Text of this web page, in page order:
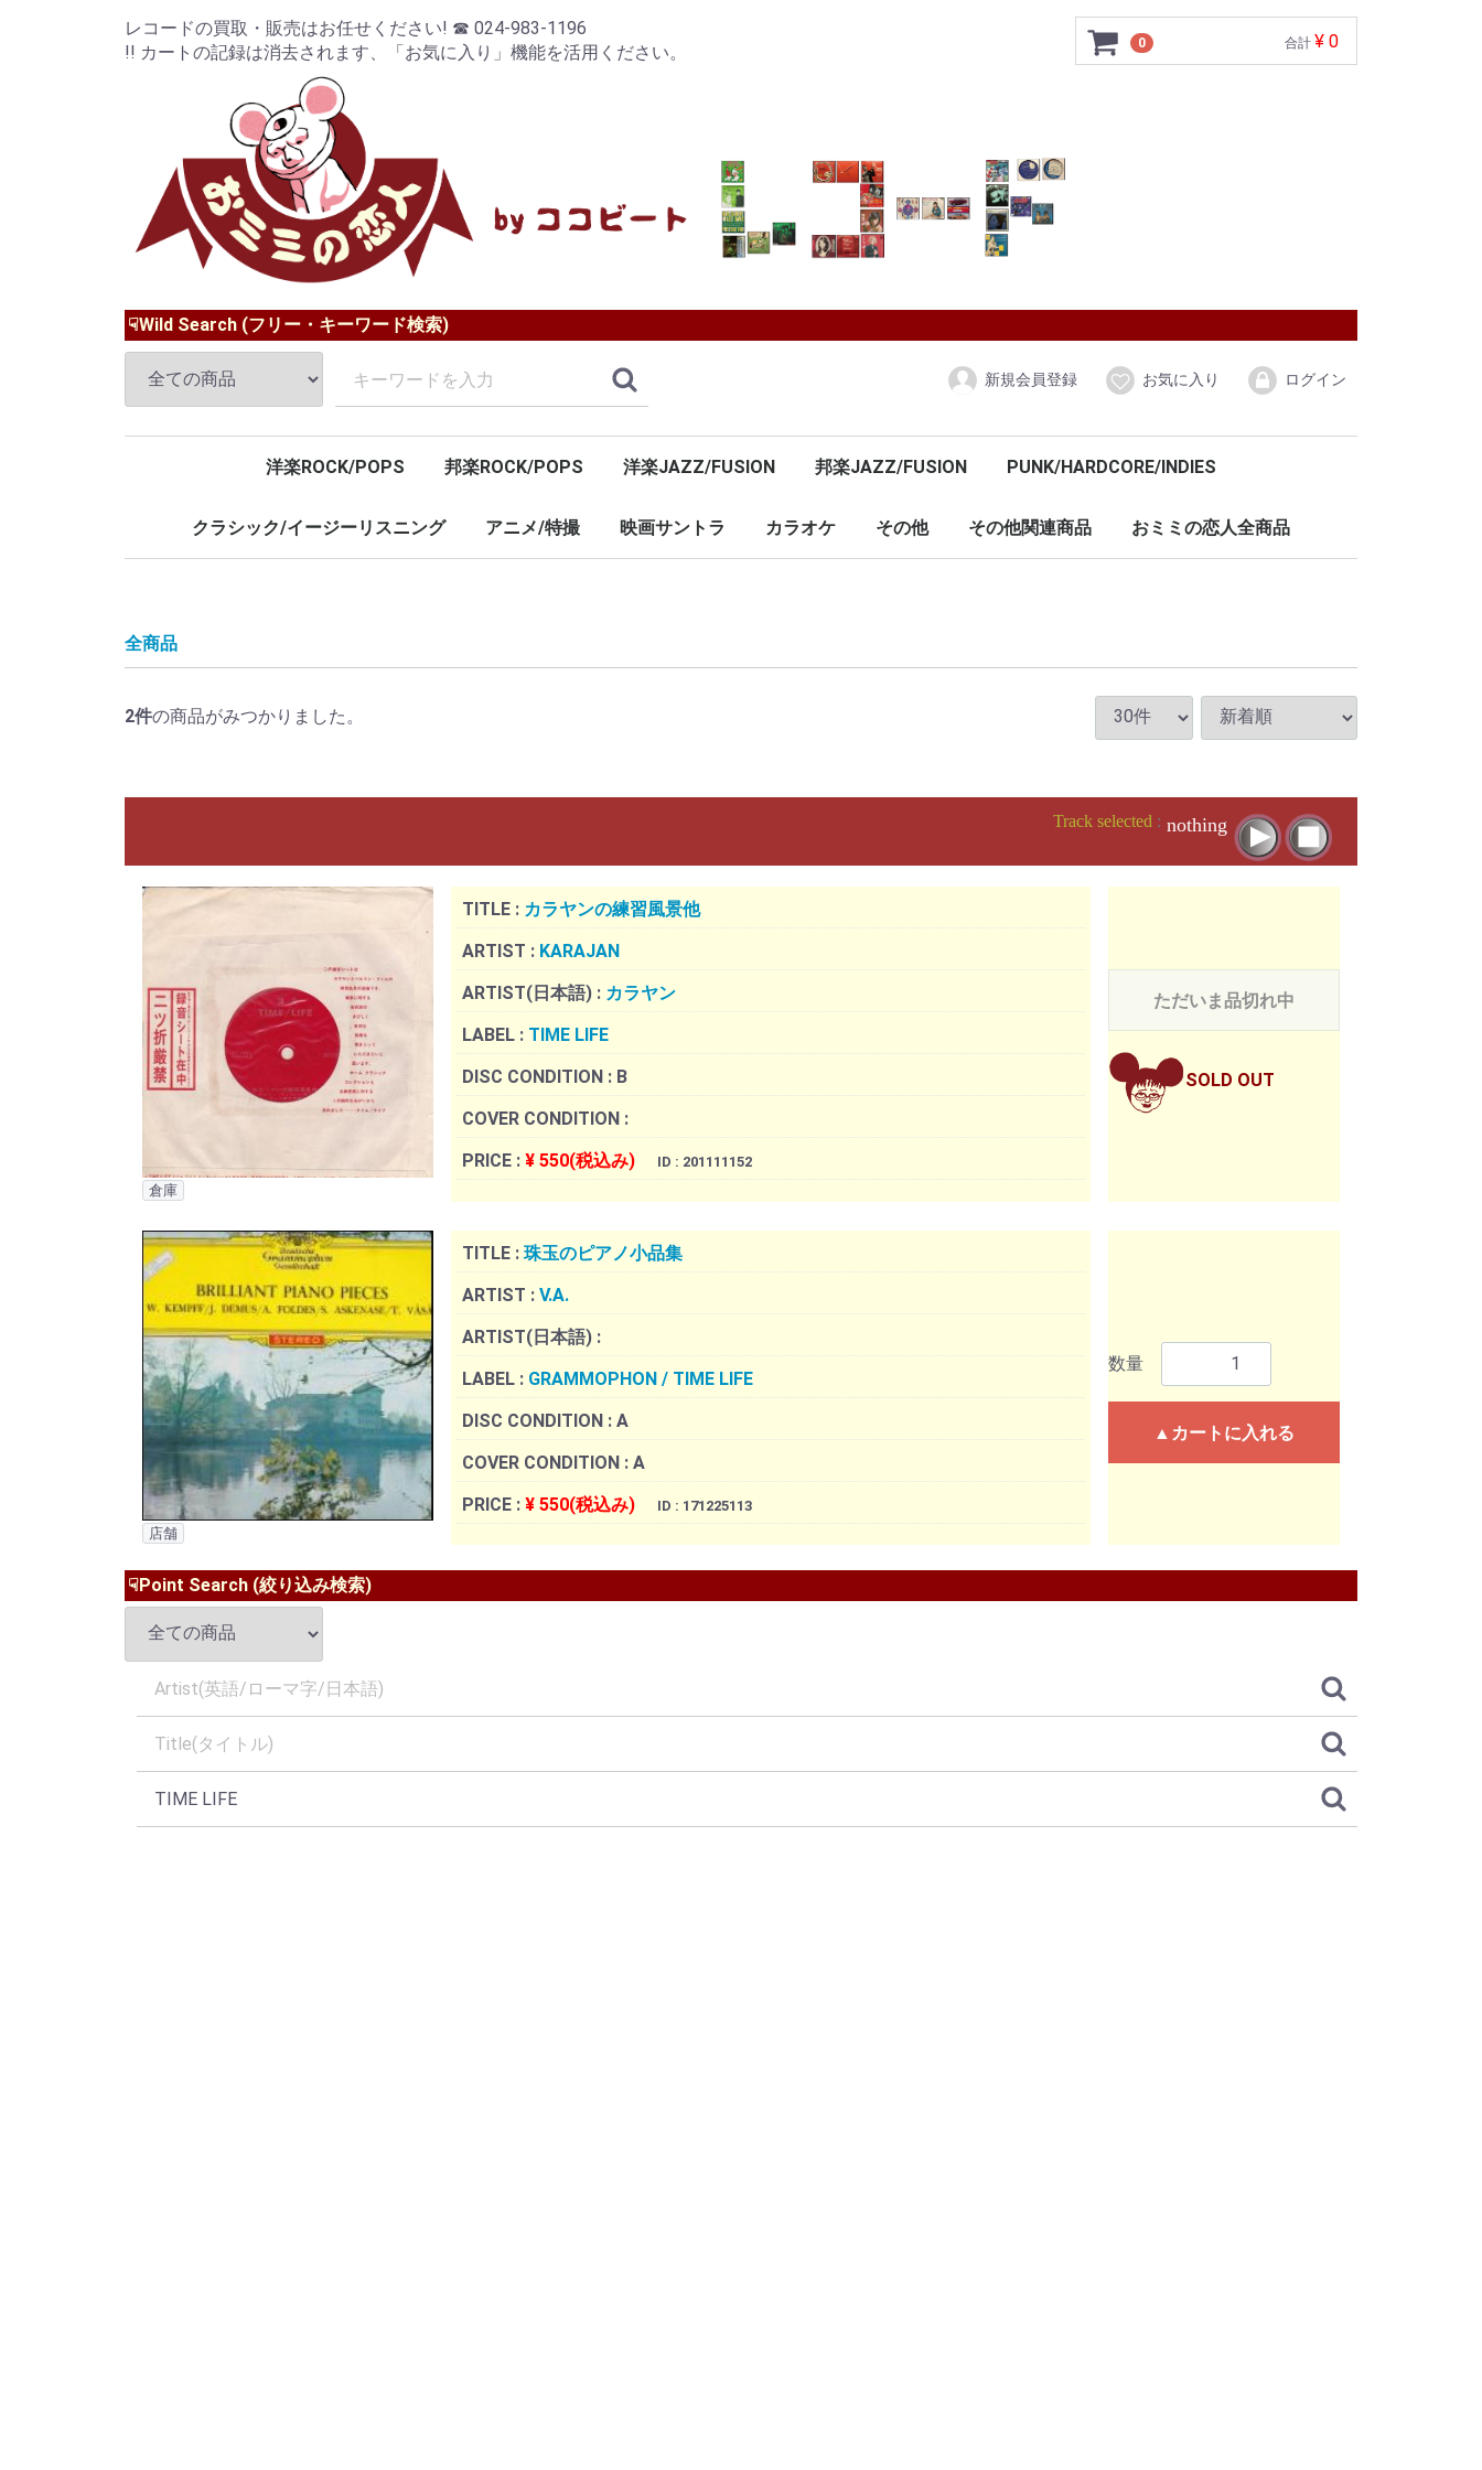
レコードの買取・販売はお任せください! ☎ 024-983-1196
!! カートの記録は消去されます、「お気に入り」機能を活用ください。
0 合計 ¥ 0
☟Wild Search (フリー・キーワード検索)
新規会員登録 お気に入り ログイン
洋楽ROCK/POPS
LP/12inch/10inch
7inch
邦楽ROCK/POPS
LP/12inch/10inch
7inch
洋楽JAZZ/FUSION
LP/12inch/10inch
7inch
邦楽JAZZ/FUSION
LP/12inch/10inch
7inch
PUNK/HARDCORE/INDIES
LP/12inch/10inch
7inch
クラシック/イージーリスニング アニメ/特撮 映画サントラ カラオケ その他 その他関連商品 おミミの恋人全商品
全商品
2件の商品がみつかりました。
Track selected : nothing
倉庫
TITLE : カラヤンの練習風景他
ARTIST : KARAJAN
ARTIST(日本語) : カラヤン
LABEL : TIME LIFE
DISC CONDITION : B
COVER CONDITION :
PRICE : ¥ 550(税込み) ID : 201111152
ただいま品切れ中
SOLD OUT
店舗
TITLE : 珠玉のピアノ小品集
ARTIST : V.A.
ARTIST(日本語) :
LABEL : GRAMMOPHON / TIME LIFE
DISC CONDITION : A
COVER CONDITION : A
PRICE : ¥ 550(税込み) ID : 171225113
数量
▲カートに入れる
☟Point Search (絞り込み検索)